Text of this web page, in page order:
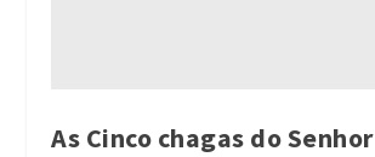
As Cinco chagas do Senhor